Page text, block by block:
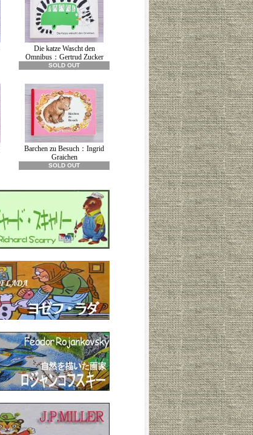
Die katze Wascht den
Omnibus：Gertrud Zucker
SOLD OUT
Barchen zu Besuch：Ingrid
Graichen
SOLD OUT